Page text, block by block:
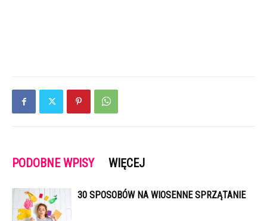
PODOBNE WPISY WIĘCEJ
30 SPOSOBÓW NA WIOSENNE SPRZĄTANIE